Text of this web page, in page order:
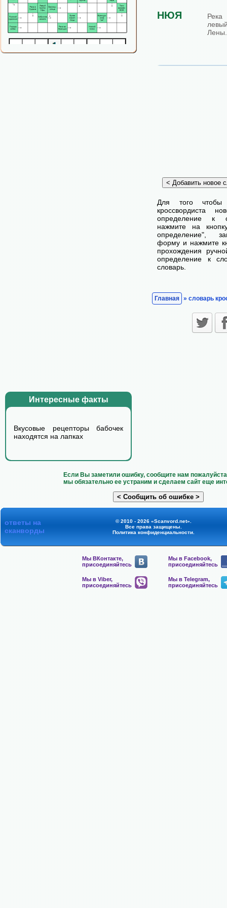
Интересные факты
Вкусовые рецепторы бабочек
находятся на лапках
НЮЯ
Лены.
Для того чтобы
кроссвордиста
определение к
нажмите на
определение",
форму и нажмите
прохождения
определение к
словарь.
Главная » словарь
Если Вы заметили ошибку, сообщите нам
мы обязательно ее устраним и сделаем сайт еще
ответы на
сканворды
© 2010 - 2026 «Scanvord.net».
Все права защищены.
Политика конфиденциальности.
Мы ВКонтакте,
присоединяйтесь
Мы в Facebook,
присоединяйтесь
Мы в Viber,
присоединяйтесь
Мы в Telegram,
присоединяйтесь